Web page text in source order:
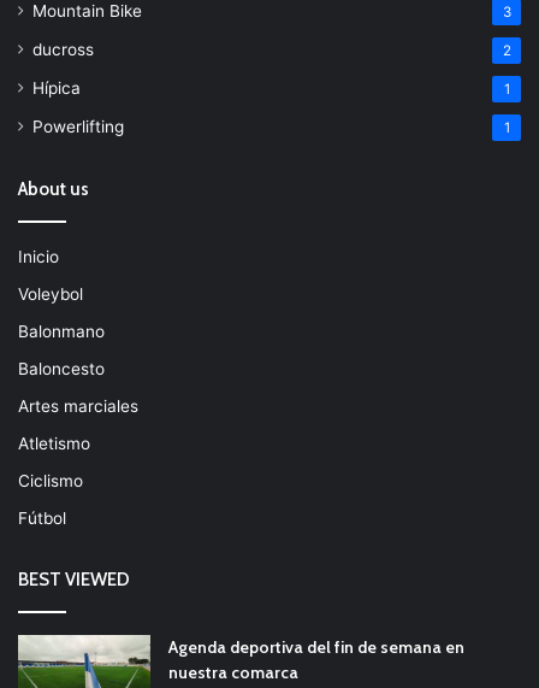
Mountain Bike 3
ducross 2
Hípica 1
Powerlifting 1
About us
Inicio
Voleybol
Balonmano
Baloncesto
Artes marciales
Atletismo
Ciclismo
Fútbol
BEST VIEWED
Agenda deportiva del fin de semana en
nuestra comarca